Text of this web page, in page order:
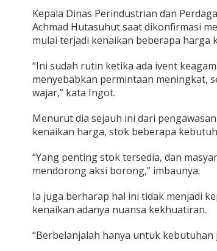
t
Kepala Dinas Perindustrian dan
Achmad Hutasuhut saat dikonfirmasi
mulai terjadi kenaikan beberapa harga
“Ini sudah rutin ketika ada ivent
menyebabkan permintaan meningkat,
wajar,” kata Ingot.
Menurut dia sejauh ini dari
kenaikan harga, stok beberapa
“Yang penting stok tersedia, dan
mendorong aksi borong,” imbaunya.
Ia juga berharap hal ini tidak menjadi
kenaikan adanya nuansa kekhuatiran.
“Berbelanjalah hanya untuk